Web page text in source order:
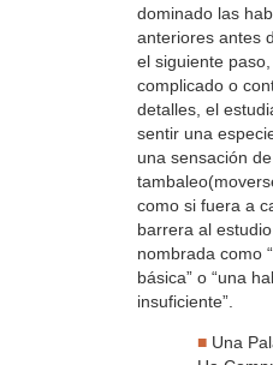
dominado las
anteriores antes
el siguiente
complicado o
detalles, el
sentir una
una sensación de
como si fuera a
barrera al
nombrada como
básica” o “una
insuficiente”.
■ Una